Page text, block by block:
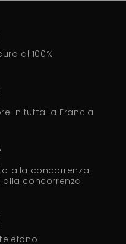
al 100%
in tutta la Francia
alla concorrenza
alla concorrenza